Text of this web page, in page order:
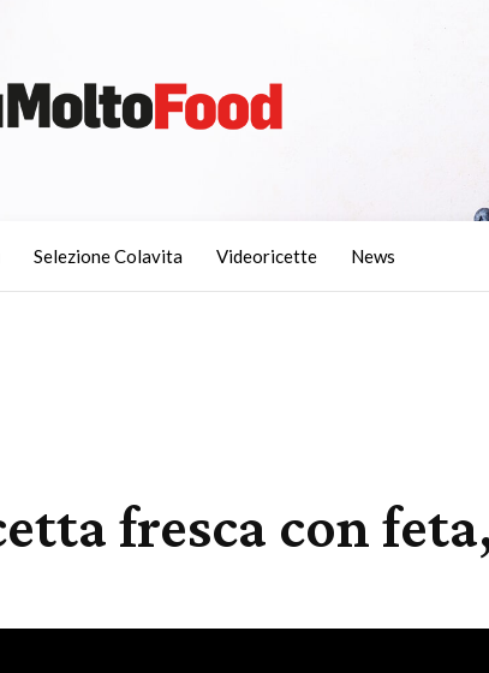
Selezione Colavita Videoricette News
fresca con